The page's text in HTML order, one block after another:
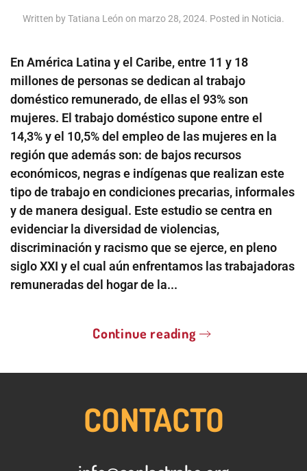
Written byTatiana León on marzo 28, 2024. Posted in Noticia.
En América Latina y el Caribe, entre 11 y 18
millones de personas se dedican al trabajo
doméstico remunerado, de ellas el 93% son
mujeres. El trabajo doméstico supone entre el
14,3% y el 10,5% del empleo de las mujeres en la
región que además son: de bajos recursos
económicos, negras e indígenas que realizan este
tipo de trabajo en condiciones precarias, informales
y de manera desigual. Este estudio se centra en
evidenciar la diversidad de violencias,
discriminación y racismo que se ejerce, en pleno
siglo XXI y el cual aún enfrentamos las trabajadoras
remuneradas del hogar de la...
Continue reading
CONTACTO